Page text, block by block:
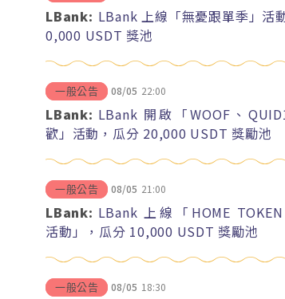
LBank: LBank 上線「無憂跟單季」活
0,000 USDT 獎池
一般公告 08/05 22:00
LBank: LBank 開啟「WOOF、
歡」活動，瓜分 20,000 USDT 獎勵池
一般公告 08/05 21:00
LBank: LBank 上線「HOME TOKEN
活動」，瓜分 10,000 USDT 獎勵池
一般公告 08/05 18:30